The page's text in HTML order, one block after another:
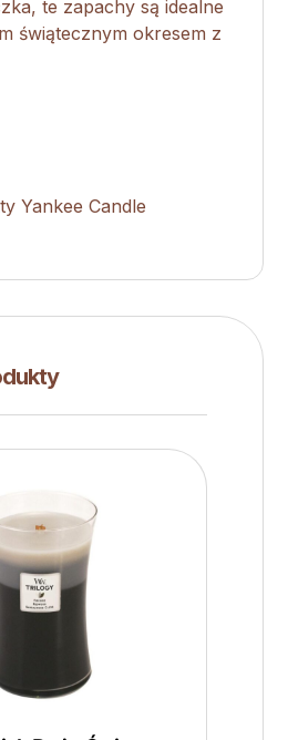
te zapachy są idealne
świątecznym okresem z
Yankee Candle